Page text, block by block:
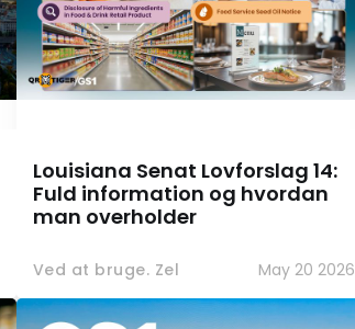
Louisiana Senat Lovforslag 14:
Fuld information og hvordan
man overholder
Ved at bruge. Zel May 20 2026